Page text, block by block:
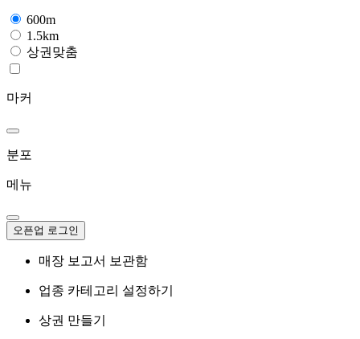
600m
1.5km
상권맞춤
마커
분포
메뉴
오픈업 로그인
매장 보고서 보관함
업종 카테고리 설정하기
상권 만들기